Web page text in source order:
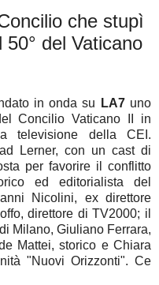
che stupì
del Vaticano
in onda su LA7 uno
Concilio Vaticano II in
televisione della CEI.
Lerner, con un cast di
per favorire il conflitto
ed editorialista del
Nicolini, ex direttore
direttore di TV2000; il
Milano, Giuliano Ferrara,
Mattei, storico e Chiara
"Nuovi Orizzonti". Ce